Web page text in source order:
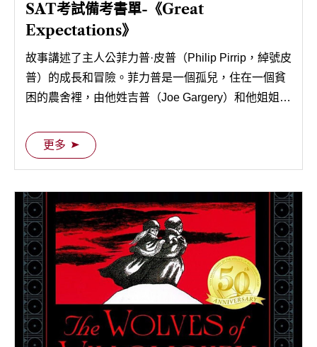
SAT考試備考書單-《Great
Expectations》
故事講述了主人公菲力普·皮普（Philip Pirrip，綽號皮
普）的成長和冒險。菲力普是一個孤兒，住在一個貧
困的農舍裡，由他姓吉普（Joe Gargery）和他姐姐的
更多